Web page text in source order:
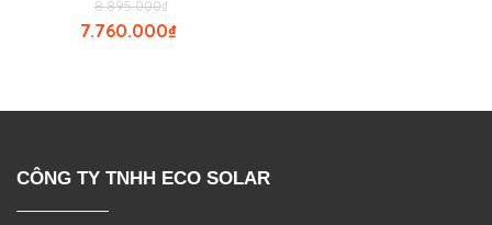
₫
8.895.000
₫
7.760.000
CÔNG TY TNHH ECO SOLAR